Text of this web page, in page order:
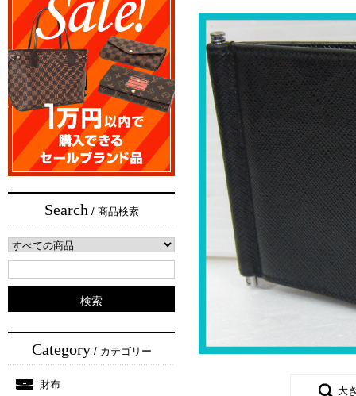
Search/ 商品検索
Category/ カテゴリー
財布
大